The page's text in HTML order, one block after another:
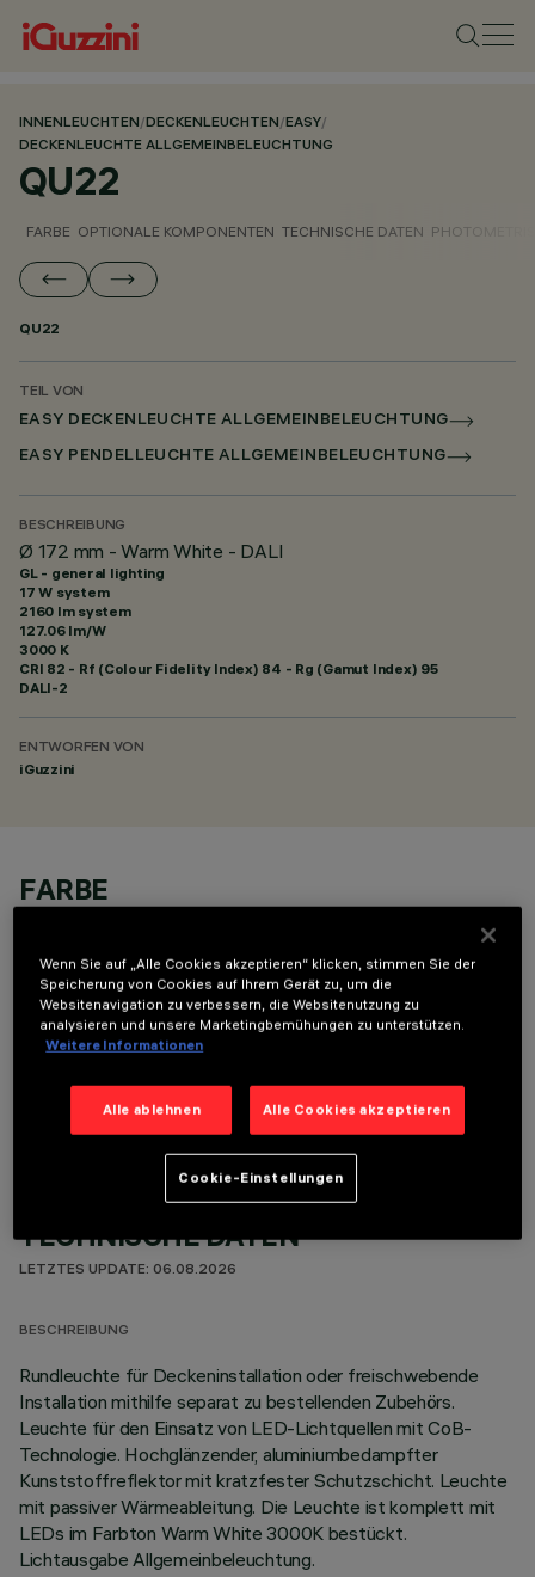
INNENLEUCHTEN/DECKENLEUCHTEN/EASY/
DECKENLEUCHTE ALLGEMEINBELEUCHTUNG
QU22
FARBE OPTIONALE KOMPONENTEN TECHNISCHE DATEN
QU22
TEIL VON
EASY DECKENLEUCHTE ALLGEMEINBELEUCHTUNG
EASY PENDELLEUCHTE ALLGEMEINBELEUCHTUNG
BESCHREIBUNG
Ø 172 mm - Warm White - DALI
GL - general lighting
17 W system
2160 lm system
127.06 lm/W
3000 K
CRI 82 - Rf (Colour Fidelity Index) 84 - Rg (Gamut Index) 95
DALI-2
ENTWORFEN VON
iGuzzini
FARBE
OPTIONALE KOMPONENTEN
TECHNISCHE DATEN
LETZTES UPDATE: 06.08.2026
BESCHREIBUNG
Rundleuchte für Deckeninstallation oder freischwebende
Installation mithilfe separat zu bestellenden Zubehörs.
Leuchte für den Einsatz von LED-Lichtquellen mit CoB-
Technologie. Hochglänzender, aluminiumbedampfter
Kunststoffreflektor mit kratzfester Schutzschicht. Leuchte
mit passiver Wärmeableitung. Die Leuchte ist komplett mit
LEDs im Farbton Warm White 3000K bestückt.
Lichtausgabe Allgemeinbeleuchtung.
Wenn Sie auf „Alle Cookies akzeptieren“ klicken, stimmen Sie der
Speicherung von Cookies auf Ihrem Gerät zu, um die
Websitenavigation zu verbessern, die Websitenutzung zu
analysieren und unsere Marketingbemühungen zu unterstützen.
Weitere Informationen
Alle ablehnen Alle Cookies akzeptieren
Cookie-Einstellungen